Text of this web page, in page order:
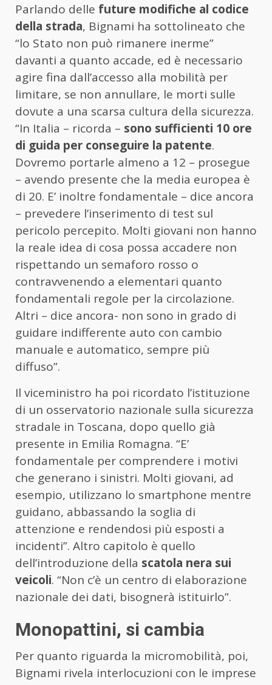
Parlando delle future modifiche al codice
della strada, Bignami ha sottolineato che
“lo Stato non può rimanere inerme”
davanti a quanto accade, ed è necessario
agire fina dall’accesso alla mobilità per
limitare, se non annullare, le morti sulle
dovute a una scarsa cultura della sicurezza.
“In Italia – ricorda – sono sufficienti 10 ore
di guida per conseguire la patente.
Dovremo portarle almeno a 12 – prosegue
– avendo presente che la media europea è
di 20. E’ inoltre fondamentale – dice ancora
– prevedere l’inserimento di test sul
pericolo percepito. Molti giovani non hanno
la reale idea di cosa possa accadere non
rispettando un semaforo rosso o
contravvenendo a elementari quanto
fondamentali regole per la circolazione.
Altri – dice ancora- non sono in grado di
guidare indifferente auto con cambio
manuale e automatico, sempre più
diffuso”.
Il viceministro ha poi ricordato l’istituzione
di un osservatorio nazionale sulla sicurezza
stradale in Toscana, dopo quello già
presente in Emilia Romagna. “E’
fondamentale per comprendere i motivi
che generano i sinistri. Molti giovani, ad
esempio, utilizzano lo smartphone mentre
guidano, abbassando la soglia di
attenzione e rendendosi più esposti a
incidenti”. Altro capitolo è quello
dell’introduzione della scatola nera sui
veicoli. “Non c’è un centro di elaborazione
nazionale dei dati, bisognerà istituirlo”.
Monopattini, si cambia
Per quanto riguarda la micromobilità, poi,
Bignami rivela interlocuzioni con le imprese